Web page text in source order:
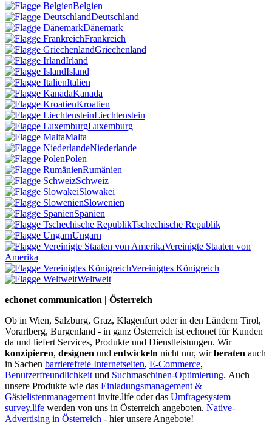
Belgien
Deutschland
Dänemark
Frankreich
Griechenland
Irland
Island
Italien
Kanada
Kroatien
Liechtenstein
Luxemburg
Malta
Niederlande
Polen
Rumänien
Schweiz
Slowakei
Slowenien
Spanien
Tschechische Republik
Ungarn
Vereinigte Staaten von
Amerika
Vereinigtes Königreich
Weltweit
echonet communication | Österreich
Ob in Wien, Salzburg, Graz, Klagenfurt oder in den Ländern Tirol,
Vorarlberg, Burgenland - in ganz Österreich ist echonet für Kunden
da und liefert Services, Produkte und Dienstleistungen. Wir
konzipieren, designen und entwickeln nicht nur, wirberaten auch
in Sachen barrierefreie Internetseiten, E-Commerce,
Benutzerfreundlichkeit und Suchmaschinen-Optimierung. Auch
unsere Produkte wie das Einladungsmanagement &
Gästelistenmanagement invite.life oder das Umfragesystem
survey.life werden von uns in Österreich angeboten. Native-
Advertising in Österreich - hier unsere Angebote!